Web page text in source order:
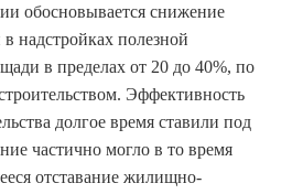
обосновывается снижение
надстройках полезной
в пределах от 20 до 40%, по
Эффективность
долгое время ставили под
частично могло в то время
отставание жилищно-